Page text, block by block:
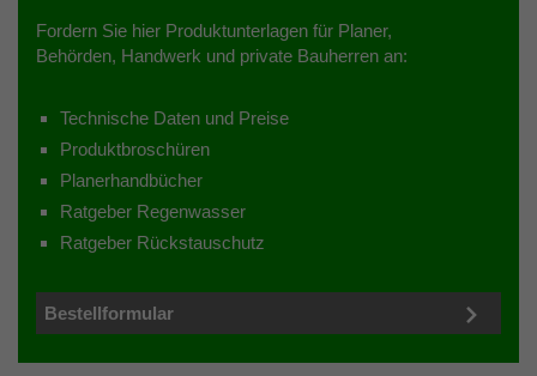
Fordern Sie hier Produktunterlagen für Planer,
Behörden, Handwerk und private Bauherren an:
Technische Daten und Preise
Produktbroschüren
Planerhandbücher
Ratgeber Regenwasser
Ratgeber Rückstauschutz
Bestellformular